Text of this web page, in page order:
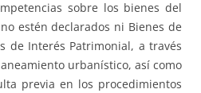
sobre los bienes del
estén declarados ni Bienes de
de Interés Patrimonial, a través
urbanístico, así como
previa en los procedimientos